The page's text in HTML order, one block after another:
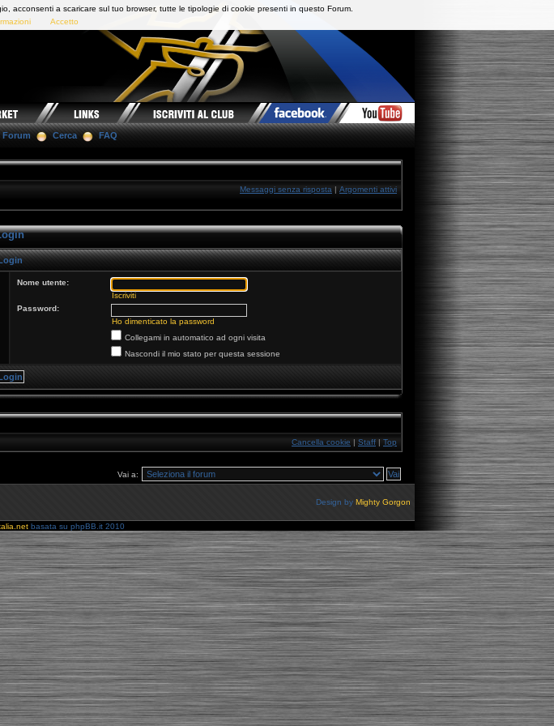
Forum Cerca FAQ
Messaggi senza risposta | Argomenti attivi
Nome utente:
Iscriviti
Password:
Ho dimenticato la password
Collegami in automatico ad ogni visita
Nascondi il mio stato per questa sessione
Cancella cookie | Staff | Top
Vai a:
Design by Mighty Gorgon
basata su phpBB.it 2010
acconsenti a scaricare sul tuo browser, tutte le tipologie di cookie presenti in questo Forum.
Accetto